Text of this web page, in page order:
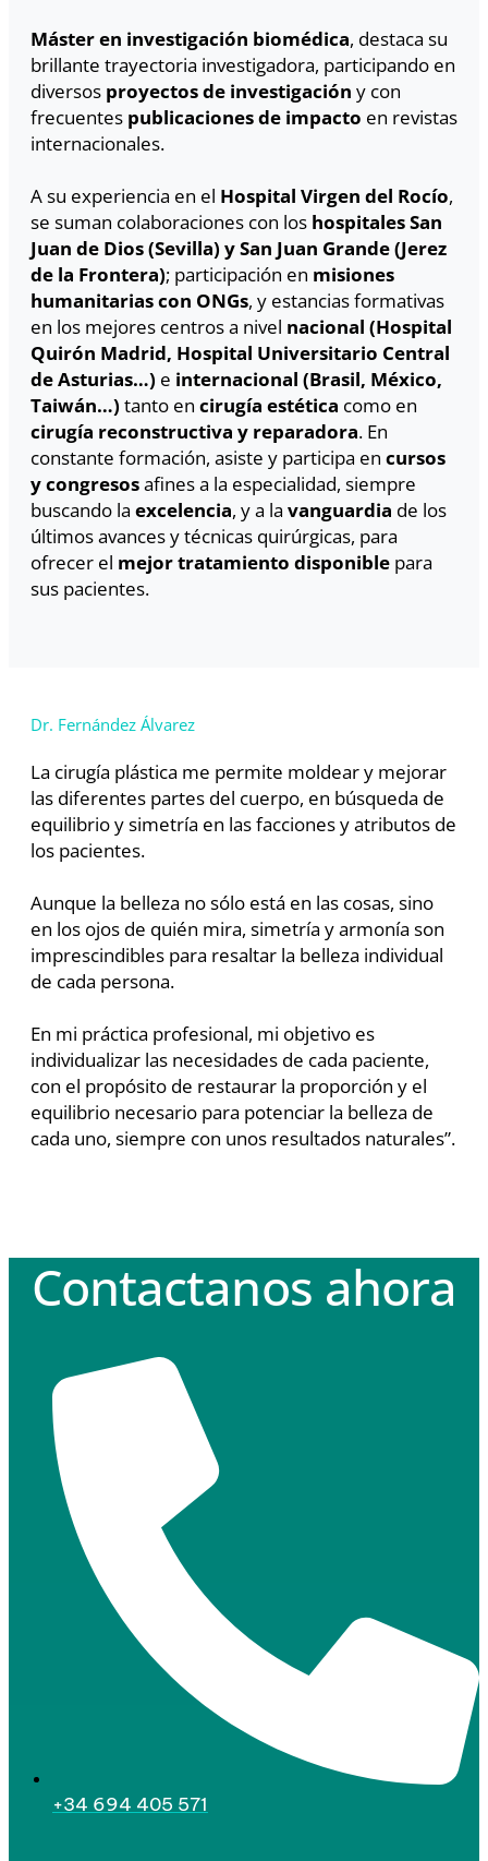
Máster en investigación biomédica, destaca su
brillante trayectoria investigadora, participando en
diversos proyectos de investigación y con
frecuentes publicaciones de impacto en revistas
internacionales.
A su experiencia en el Hospital Virgen del Rocío,
se suman colaboraciones con los hospitales San
Juan de Dios (Sevilla) y San Juan Grande (Jerez
de la Frontera); participación en misiones
humanitarias con ONGs, y estancias formativas
en los mejores centros a nivel nacional (Hospital
Quirón Madrid, Hospital Universitario Central
de Asturias…) e internacional (Brasil, México,
Taiwán…) tanto en cirugía estética como en
cirugía reconstructiva y reparadora. En
constante formación, asiste y participa en cursos
y congresosafines a la especialidad, siempre
buscando la excelencia, y a la vanguardia de los
últimos avances y técnicas quirúrgicas, para
ofrecer el mejor tratamiento disponible para
sus pacientes.
Dr. Fernández Álvarez
La cirugía plástica me permite moldear y mejorar
las diferentes partes del cuerpo, en búsqueda de
equilibrio y simetría en las facciones y atributos de
los pacientes.
Aunque la belleza no sólo está en las cosas, sino
en los ojos de quién mira, simetría y armonía son
imprescindibles para resaltar la belleza individual
de cada persona.
En mi práctica profesional, mi objetivo es
individualizar las necesidades de cada paciente,
con el propósito de restaurar la proporción y el
equilibrio necesario para potenciar la belleza de
cada uno, siempre con unos resultados naturales”.
Contactanos ahora
+34 694 405 571